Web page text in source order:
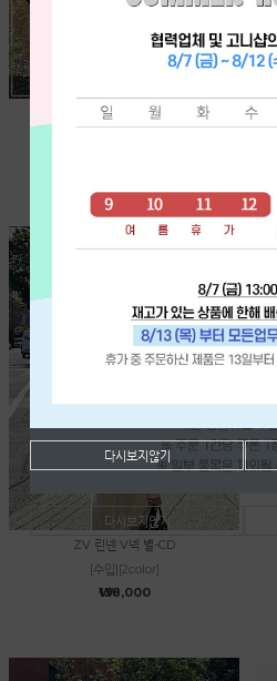
G 초코 바나나-T
ZV 린넨 V넥 별-CD
[수입][2color]
₩138,000
다시보지않기
다시보지않기